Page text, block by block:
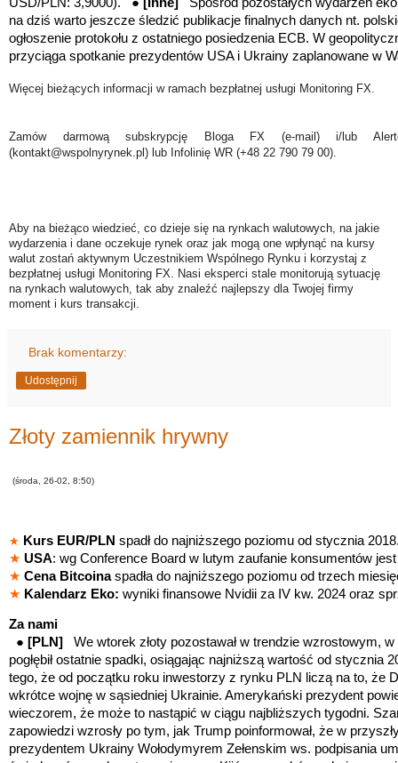
na dziś warto jeszcze śledzić publikacje finalnych danych nt.
ogłoszenie protokołu z ostatniego posiedzenia ECB. W
przyciąga spotkanie prezydentów USA i Ukrainy zaplanowane w
Więcej bieżących informacji w ramach bezpłatnej usługi Monitoring FX.
Zamów darmową subskrypcję Bloga FX (e-mail) i/lub
(kontakt@wspolnyrynek.pl) lub Infolinię WR (+48 22 790 79 00).
Aby na bieżąco wiedzieć, co dzieje się na rynkach walutowych, na jakie
wydarzenia i dane oczekuje rynek oraz jak mogą one wpłynąć na kursy
walut zostań aktywnym Uczestnikiem Wspólnego Rynku i korzystaj z
bezpłatnej usługi Monitoring FX. Nasi eksperci stale monitorują sytuację
na rynkach walutowych, tak aby znaleźć najlepszy dla Twojej firmy
moment i kurs transakcji.
Brak komentarzy:
Udostępnij
Złoty zamiennik hrywny
(środa, 26-02, 8:50)
★ Kurs EUR/PLN spadł do najniższego poziomu od stycznia
★ USA: wg Conference Board w lutym zaufanie konsumentów
★ Cena Bitcoinaspadła do najniższego poziomu od trzech
★ Kalendarz Eko: wyniki finansowe Nvidii za IV kw. 2024 oraz
Za nami
● [PLN]
We wtorek złoty pozostawał w trendzie wzrostowym,
pogłębił ostatnie spadki, osiągając najniższą wartość od stycznia
tego, że od początku roku inwestorzy z rynku PLN liczą na to, że
wkrótce wojnę w sąsiedniej Ukrainie. Amerykański prezydent
wieczorem, że może to nastąpić w ciągu najbliższych tygodni.
zapowiedzi wzrosły po tym, jak Trump poinformował, że w
prezydentem Ukrainy Wołodymyrem Zełenskim ws. podpisania